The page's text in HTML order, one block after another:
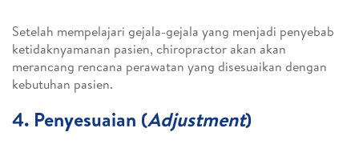
Setelah mempelajari gejala-gejala yang menjadi penyebab
ketidaknyamanan pasien, chiropractor akan akan
merancang rencana perawatan yang disesuaikan dengan
kebutuhan pasien.
4. Penyesuaian (Adjustment)